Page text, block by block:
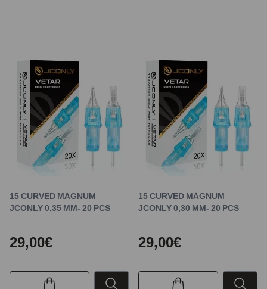
15 CURVED MAGNUM
JCONLY 0,35 MM- 20 PCS
29,00€
15 CURVED MAGNUM
JCONLY 0,30 MM- 20 PCS
29,00€